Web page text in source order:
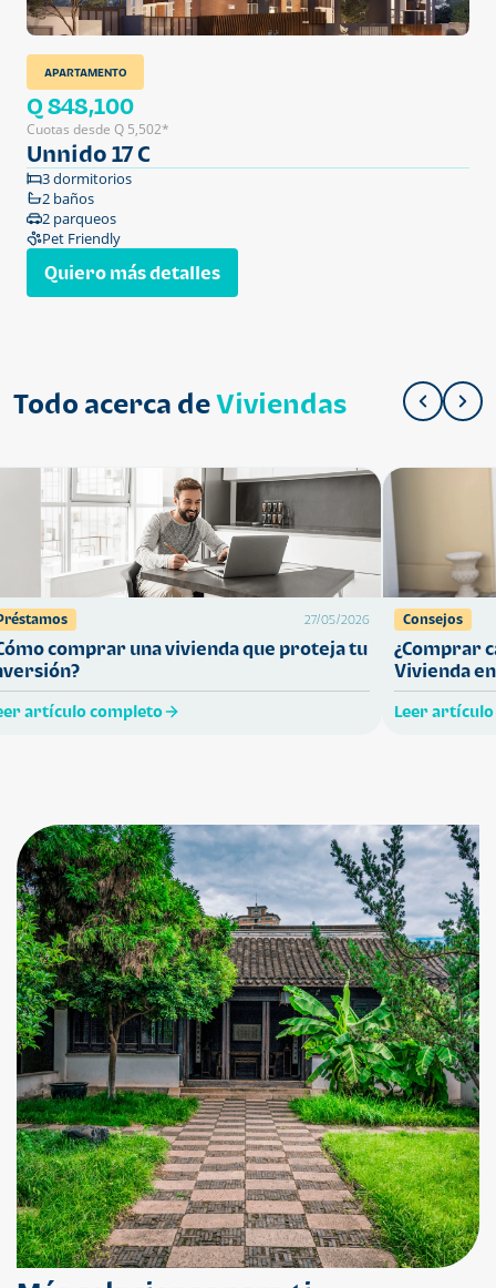
APARTAMENTO
Q 848,100
Cuotas desde Q 5,502*
Unnido 17 C
3 dormitorios
2 baños
2 parqueos
Pet Friendly
Quiero más detalles
Todo acerca deViviendas
27/05/2026
comprar una vivienda que proteja tu
artículo completo
Consejos
¿Comprar
Vivienda
Leer